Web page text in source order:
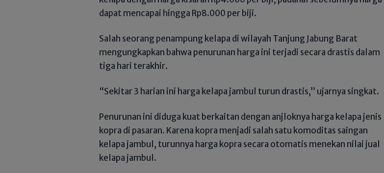
dapat mencapai hingga Rp8.000 per biji.
Salah seorang penampung kelapa di wilayah Tanjung Jabung Barat
mengungkapkan bahwa penurunan harga ini terjadi secara drastis dalam
tiga hari terakhir.
“Sekitar 3 harian ini harga kelapa jambul turun drastis,” ujarnya singkat.
Penurunan ini diduga kuat berkaitan dengan anjloknya harga kelapa jenis
kopra di pasaran. Karena kopra menjadi salah satu komoditas saingan
kelapa jambul, turunnya harga kopra secara otomatis menekan nilai jual
kelapa jambul.